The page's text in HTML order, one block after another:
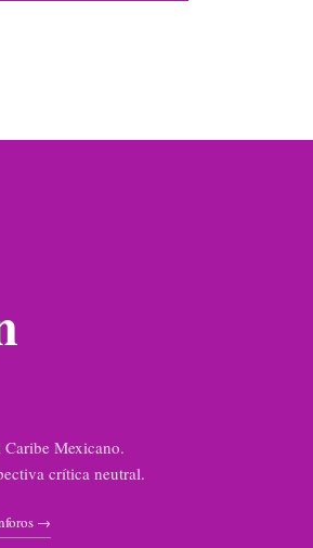
Mexicano.
crítica neutral.
→